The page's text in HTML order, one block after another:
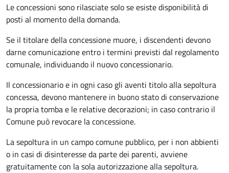
Le concessioni sono rilasciate solo se esiste disponibilità di
posti al momento della domanda.
Se il titolare della concessione muore, i discendenti devono
darne comunicazione entro i termini previsti dal regolamento
comunale, individuando il nuovo concessionario.
Il concessionario e in ogni caso gli aventi titolo alla sepoltura
concessa, devono mantenere in buono stato di conservazione
la propria tomba e le relative decorazioni; in caso contrario il
Comune può revocare la concessione.
La sepoltura in un campo comune pubblico, per i non abbienti
o in casi di disinteresse da parte dei parenti, avviene
gratuitamente con la sola autorizzazione alla sepoltura.